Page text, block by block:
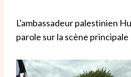
L'ambassadeur palestinien
parole sur la scène principale